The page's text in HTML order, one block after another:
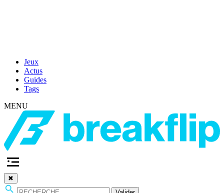
Jeux
Actus
Guides
Tags
MENU
✖